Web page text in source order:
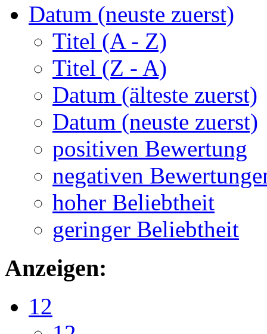
Datum (neuste zuerst)
Titel (A - Z)
Titel (Z - A)
Datum (älteste zuerst)
Datum (neuste zuerst)
positiven Bewertung
negativen
hoher Beliebtheit
geringer Beliebtheit
Anzeigen:
12